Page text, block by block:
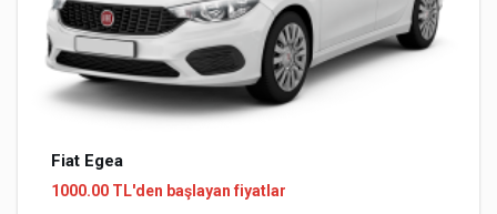
Fiat Egea
1000.00 TL'den başlayan fiyatlar